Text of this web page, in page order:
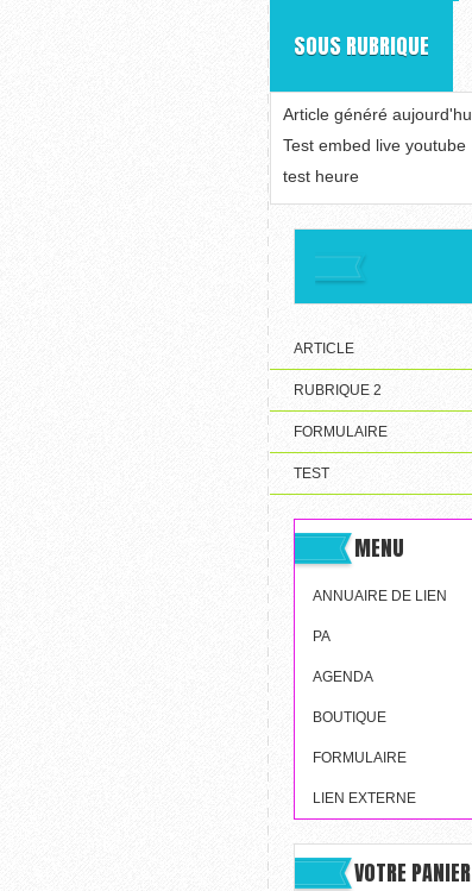
SOUS RUBRIQUE
Article généré
Test embed live youtube
test heure
ARTICLE
RUBRIQUE 2
FORMULAIRE
TEST
MENU
ANNUAIRE DE LIEN
PA
AGENDA
BOUTIQUE
FORMULAIRE
LIEN EXTERNE
VOTRE PANIER